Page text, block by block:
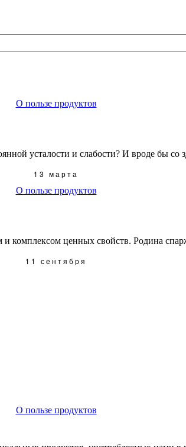
О пользе продуктов
усталости и слабости? И вроде бы со
13 марта
О пользе продуктов
ценных свойств. Родина
11 сентября
О пользе продуктов